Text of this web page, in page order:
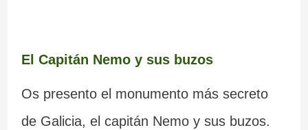
El Capitán Nemo y sus buzos
Os presento el monumento más secreto
de Galicia, el capitán Nemo y sus buzos.